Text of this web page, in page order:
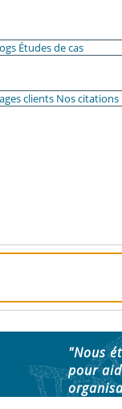
Études de cas
clients Nos citations
"Nous
pour